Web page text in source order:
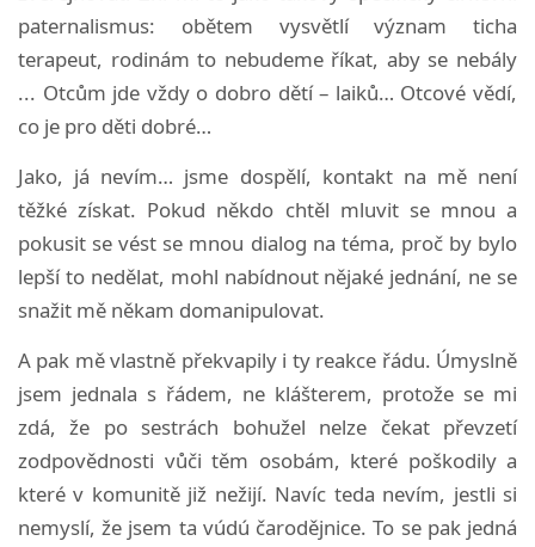
paternalismus: obětem vysvětlí význam ticha
terapeut, rodinám to nebudeme říkat, aby se nebály
... Otcům jde vždy o dobro dětí – laiků… Otcové vědí,
co je pro děti dobré…
Jako, já nevím… jsme dospělí, kontakt na mě není
těžké získat. Pokud někdo chtěl mluvit se mnou a
pokusit se vést se mnou dialog na téma, proč by bylo
lepší to nedělat, mohl nabídnout nějaké jednání, ne se
snažit mě někam domanipulovat.
A pak mě vlastně překvapily i ty reakce řádu. Úmyslně
jsem jednala s řádem, ne klášterem, protože se mi
zdá, že po sestrách bohužel nelze čekat převzetí
zodpovědnosti vůči těm osobám, které poškodily a
které v komunitě již nežijí. Navíc teda nevím, jestli si
nemyslí, že jsem ta vúdú čarodějnice. To se pak jedná